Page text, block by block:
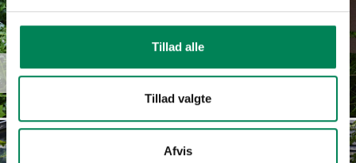
Tillad alle
Tillad valgte
Afvis
hypericifolia
Læs mere